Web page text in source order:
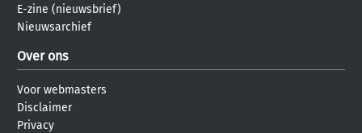
E-zine (nieuwsbrief)
Nieuwsarchief
Over ons
Voor webmasters
Disclaimer
Privacy